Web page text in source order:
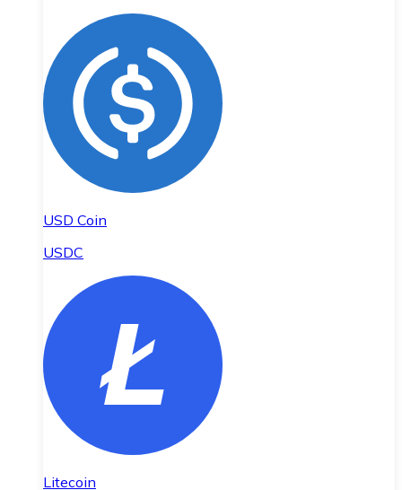
USD Coin
USDC
Litecoin